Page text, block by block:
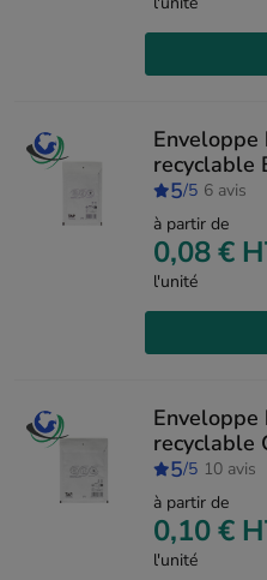
recyclable
5/5 6 avis
à partir de
0,08 €
l'unité
recyclable
5/5 10 avis
à partir de
0,10 €
l'unité